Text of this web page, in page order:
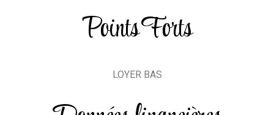
Points Forts
LOYER BAS